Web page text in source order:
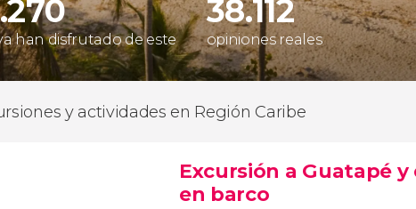
han disfrutado de este
38.112
opiniones reales
y actividades en Región Caribe
Excursión a Guatapé
en barco